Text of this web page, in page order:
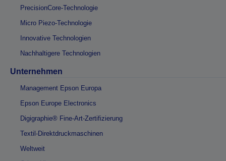
PrecisionCore-Technologie
Micro Piezo-Technologie
Innovative Technologien
Nachhaltigere Technologien
Unternehmen
Management Epson Europa
Epson Europe Electronics
Digigraphie® Fine-Art-Zertifizierung
Textil-Direktdruckmaschinen
Weltweit